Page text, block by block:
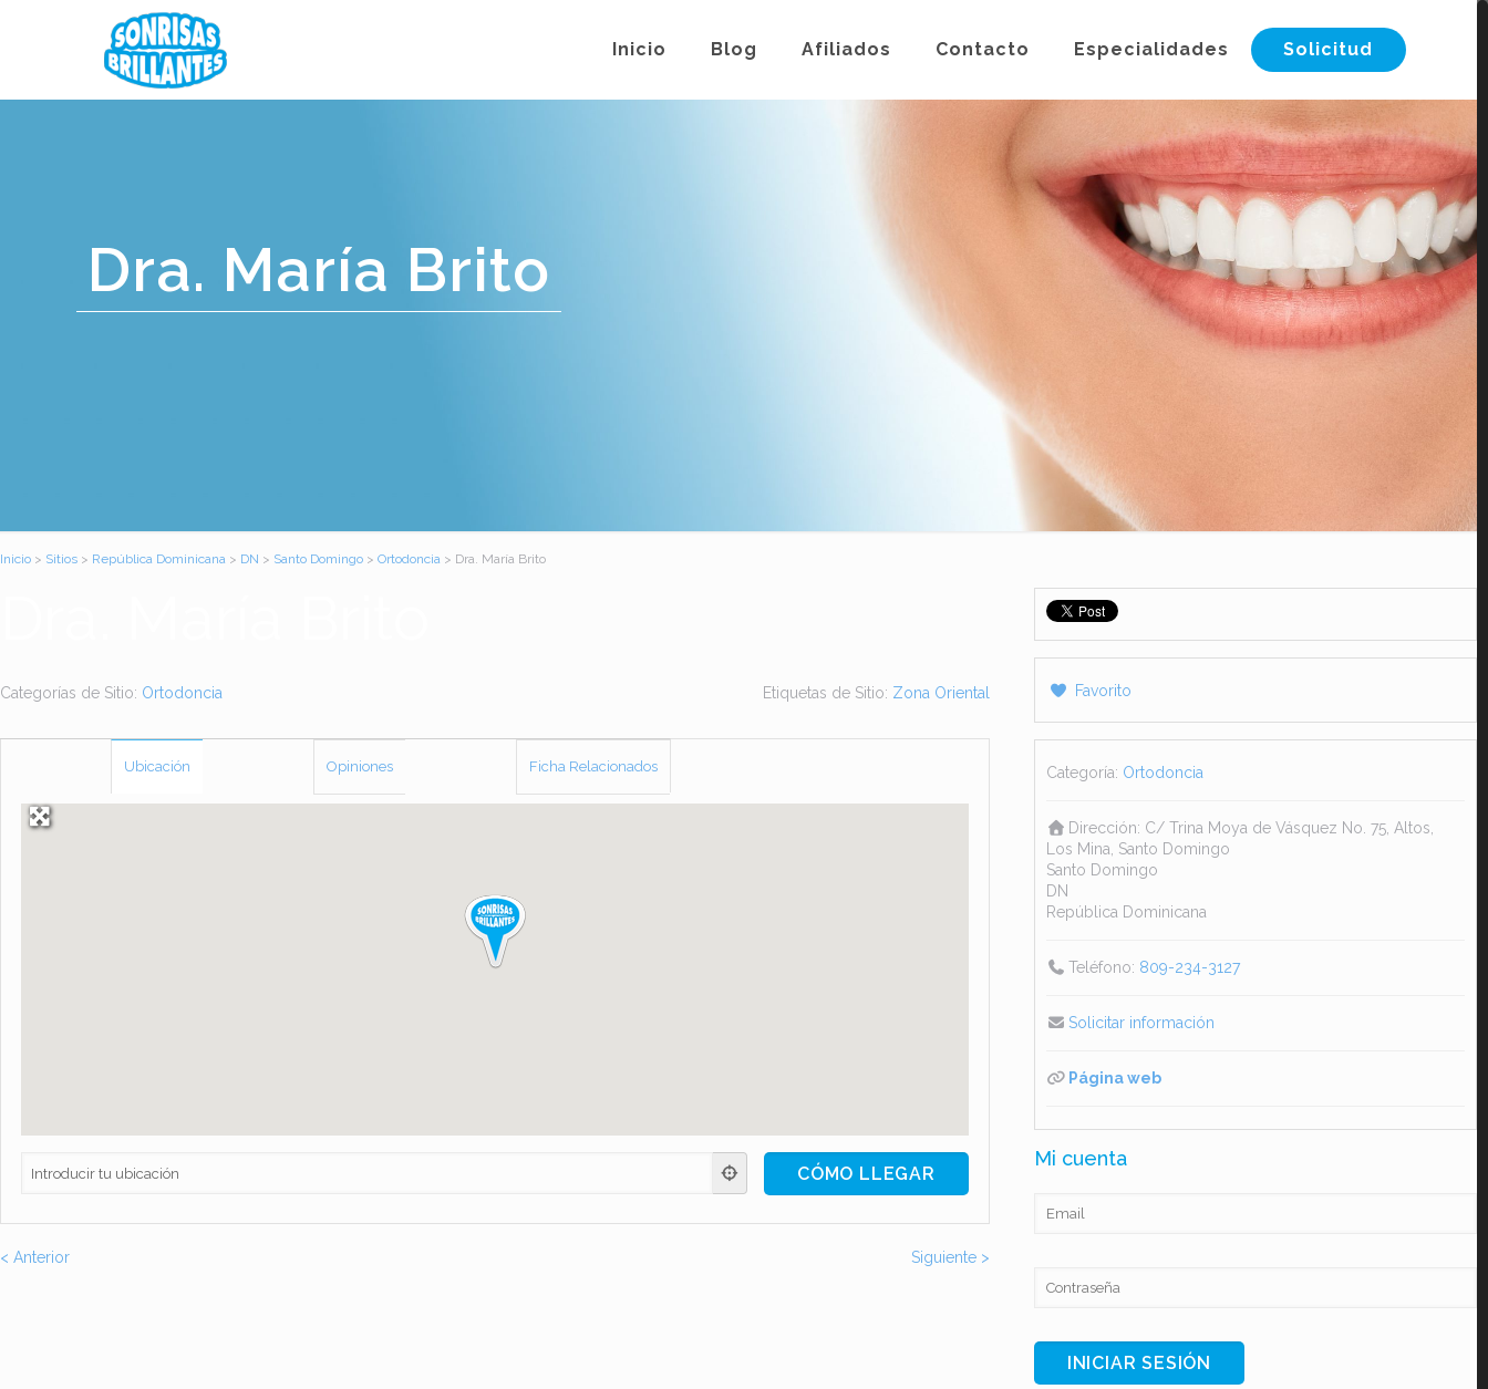
Inicio Blog Afiliados Contacto Especialidades Solicitud
Dra. María Brito
Inicio > Sitios > República Dominicana > DN > Santo Domingo > Ortodoncia > Dra. María Brito
Categorías de Sitio: Ortodoncia Etiquetas de Sitio: Zona Oriental
Ubicación Opiniones Ficha Relacionados
< Anterior Siguiente >
Favorito
Categoría: Ortodoncia
Dirección: C/ Trina Moya de Vásquez No. 75, Altos,
Los Mina, Santo Domingo
Santo Domingo
DN
República Dominicana
Teléfono: 809-234-3127
Solicitar información
Página web
Mi cuenta